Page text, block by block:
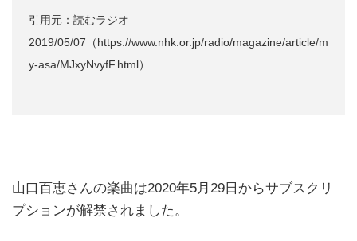
引用元：読むラジオ
2019/05/07（https://www.nhk.or.jp/radio/magazine/article/m
y-asa/MJxyNvyfF.html）
山口百恵さんの楽曲は2020年5月29日からサブスクリ
プションが解禁されました。